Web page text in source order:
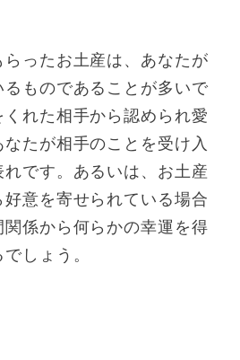
らったお土産は、あなたが
ものであることが多いで
くれた相手から認められ愛
たが相手のことを受け入
です。あるいは、お土産
意を寄せられている場合
係から何らかの幸運を得
しょう。